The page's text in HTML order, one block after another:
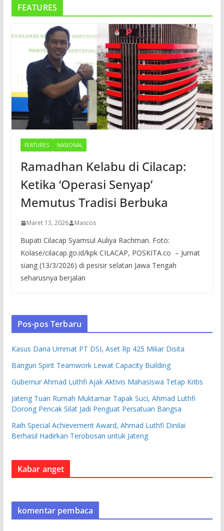
FEATURES
FEATURES NASIONAL
Ramadhan Kelabu di Cilacap:
Ketika ‘Operasi Senyap’
Memutus Tradisi Berbuka
Maret 13, 2026 Mascos
Bupati Cilacap Syamsul Auliya Rachman. Foto:
Kolase/cilacap.go.id/kpk CILACAP, POSKITA.co – Jumat
siang (13/3/2026) di pesisir selatan Jawa Tengah
seharusnya berjalan
Pos-pos Terbaru
Kasus Dana Ummat PT DSI, Aset Rp 425 Miliar Disita
Bangun Spirit Teamwork Lewat Capacity Building
Gubernur Ahmad Luthfi Ajak Aktivis Mahasiswa Tetap Kritis
Jateng Tuan Rumah Muktamar Tapak Suci, Ahmad Luthfi
Dorong Pencak Silat Jadi Penguat Persatuan Bangsa
Raih Special Achievement Award, Ahmad Luthfi Dinilai
Berhasil Hadirkan Terobosan untuk Jateng
Kabar anget
komentar pembaca